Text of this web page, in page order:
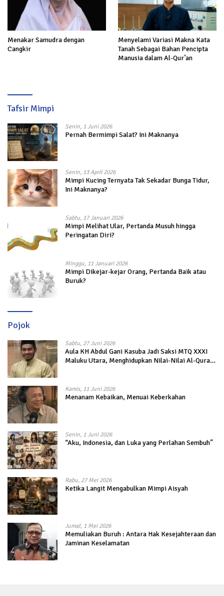
Menakar Samudra dengan
Cangkir
Menyelami Variasi Makna Kata
Tanah Sebagai Bahan Pencipta
Manusia dalam Al-Qur’an
Tafsir Mimpi
Senin, 1 Juni 2026
Pernah Bermimpi Salat? Ini Maknanya
Senin, 13 April 2026
Mimpi Kucing Ternyata Tak Sekadar Bunga Tidur,
Ini Maknanya?
Sabtu, 17 Januari 2026
Mimpi Melihat Ular, Pertanda Musuh hingga
Peringatan Diri?
Minggu, 11 Januari 2026
Mimpi Dikejar-kejar Orang, Pertanda Baik atau
Buruk?
Pojok
Sabtu, 27 Juni 2026
Aula KH Abdul Gani Kasuba Jadi Saksi MTQ XXXI
Maluku Utara, Menghidupkan Nilai-Nilai Al-Quran
Kamis, 11 Juni 2026
Menanam Kebaikan, Menuai Keberkahan
Senin, 1 Juni 2026
“Aku, Indonesia, dan Luka yang Perlahan Sembuh”
Rabu, 27 Mei 2026
Ketika Langit Mengabulkan Mimpi Aisyah
Jumat, 1 Mei 2026
Memuliakan Buruh : Antara Hak Kesejahteraan dan
Jaminan Keselamatan